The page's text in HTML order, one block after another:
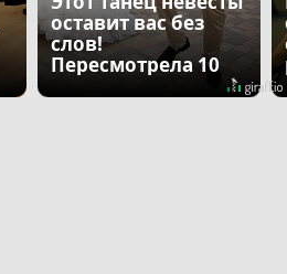
оставит вас без
слов!
Пересмотрела 10